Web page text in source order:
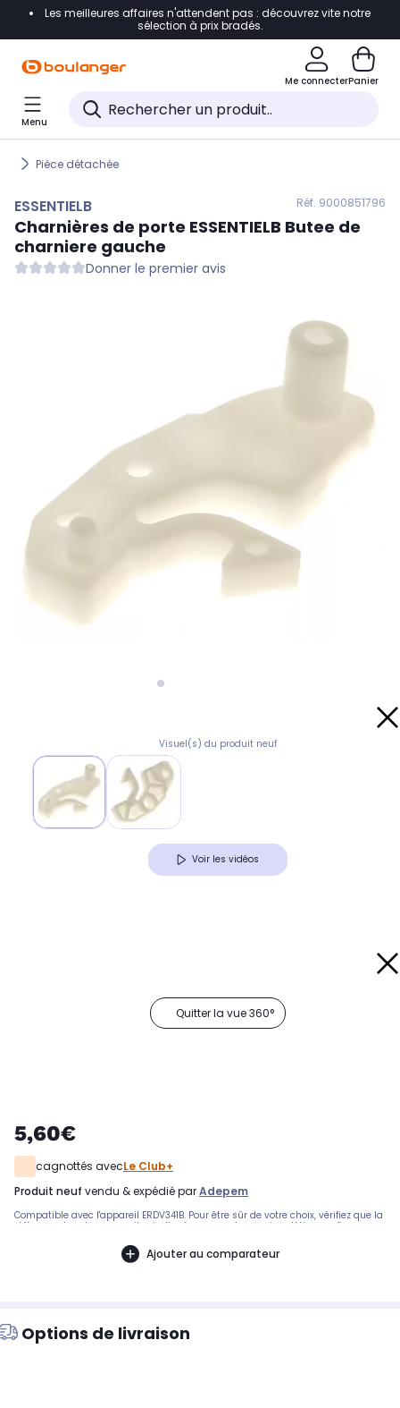
Accéder directement à la navigation
Accéder directement au pied de page
Accéder directement au chatbot
Les meilleures affaires n'attendent pas : découvrez vite notre
sélection à prix bradés.
Me connecterPanier
Menu
Pièce détachée
ESSENTIELB Réf. 9000851796
Charnières de porte ESSENTIELB Butee de
charniere gauche
Donner le premier avis
Visuel(s) du produit neuf
Voir les vidéos
Quitter la vue 360°
5,60€
cagnottés avecLe Club+
produit neuf vendu & expédié parAdepem
Compatible avec l'appareil ERDV341B. Pour être sûr de votre choix, vérifiez que la
référence de votre appareil — indiquée sur sa plaque signalétique — figure
Ajouter au comparateur
Options de livraison